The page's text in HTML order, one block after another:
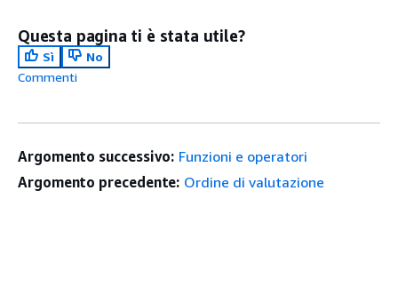
Questa pagina ti è stata utile?
Sì
No
Commenti
Argomento successivo: Funzioni e operatori
Argomento precedente: Ordine di valutazione